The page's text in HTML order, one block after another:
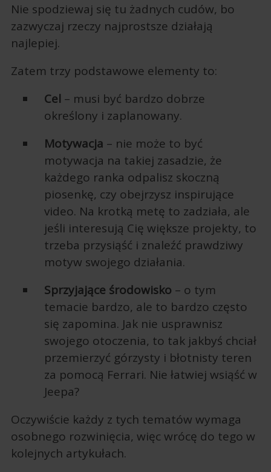
Nie spodziewaj się tu żadnych cudów, bo
zazwyczaj rzeczy najprostsze działają
najlepiej.
Zatem trzy podstawowe elementy to:
Cel – musi być bardzo dobrze
określony i zaplanowany.
Motywacja – nie może to być
motywacja na takiej zasadzie, że
każdego ranka odpalisz skoczną
piosenkę, czy obejrzysz inspirujące
video. Na krotką metę to zadziała, ale
jeśli interesują Cię większe projekty, to
trzeba przysiąść i znaleźć prawdziwy
motyw swojego działania.
Sprzyjające środowisko – o tym
temacie bardzo, ale to bardzo często
się zapomina. Jak nie usprawnisz
swojego otoczenia, to tak jakbyś chciał
przemierzyć górzysty i błotnisty teren
za pomocą Ferrari. Nie łatwiej wsiąść w
Jeepa?
Oczywiście każdy z tych tematów wymaga
osobnego rozwinięcia, więc wrócę do tego w
kolejnych artykułach.